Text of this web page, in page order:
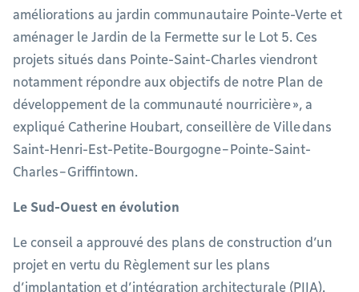
améliorations au jardin communautaire Pointe-Verte et
aménager le Jardin de la Fermette sur le Lot 5. Ces
projets situés dans Pointe-Saint-Charles viendront
notamment répondre aux objectifs de notre Plan de
développement de la communauté nourricière », a
expliqué Catherine Houbart, conseillère de Ville dans
Saint-Henri-Est-Petite-Bourgogne−Pointe-Saint-
Charles−Griffintown.
Le Sud-Ouest en évolution
Le conseil a approuvé des plans de construction d’un
projet en vertu du Règlement sur les plans
d’implantation et d’intégration architecturale (PIIA).